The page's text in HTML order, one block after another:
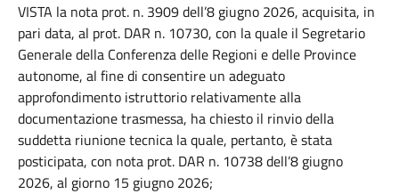
VISTA la nota prot. n. 3909 dell’8 giugno 2026, acquisita, in
pari data, al prot. DAR n. 10730, con la quale il Segretario
Generale della Conferenza delle Regioni e delle Province
autonome, al fine di consentire un adeguato
approfondimento istruttorio relativamente alla
documentazione trasmessa, ha chiesto il rinvio della
suddetta riunione tecnica la quale, pertanto, è stata
posticipata, con nota prot. DAR n. 10738 dell’8 giugno
2026, al giorno 15 giugno 2026;